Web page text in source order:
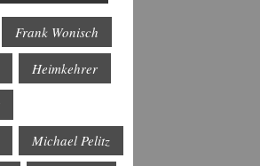
Frank Wonisch
Heimkehrer
Michael Pelitz